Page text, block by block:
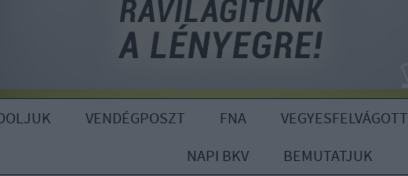
VENDÉGPOSZT FNA VEGYESFELVÁGOTT
NAPI BKV
BEMUTATJUK